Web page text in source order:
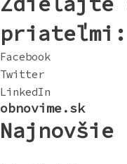
priateľmi:
Facebook
Twitter
LinkedIn
obnovime.sk